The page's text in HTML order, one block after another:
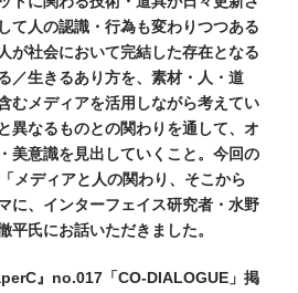
て人の認識・行為も変わりつつある
が社会において完結した存在となる
／生きるあり方を、素材・人・道
むメディアを活用しながら考えてい
異なるものとの関わりを通して、オ
美意識を見出していくこと。今回の
メディアと人の関わり、そこから
に、インターフェイス研究者・水野
平氏にお話いただきました。
』no.017「CO-DIALOGUE」掲